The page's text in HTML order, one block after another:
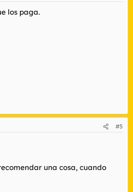
los paga.
#5
una cosa, cuando